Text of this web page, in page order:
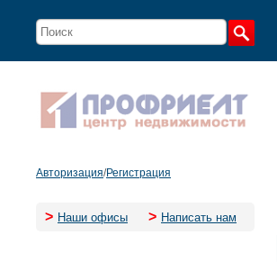
Авторизация/Регистрация
> Наши офисы > Написать нам